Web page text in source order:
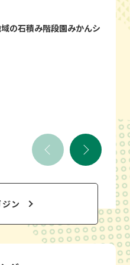
の石積み階段園みかんシ
ン